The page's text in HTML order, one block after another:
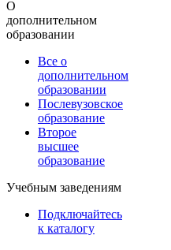
О
дополнительном
образовании
Все о
дополнительном
образовании
Послевузовское
образование
Второе
высшее
образование
Учебным заведениям
Подключайтесь
к каталогу